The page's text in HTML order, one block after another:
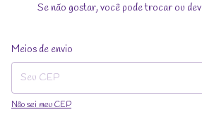
Se não gostar, você pode trocar ou
Entregas para o CEP:
Meios de envio
Não sei meu CEP